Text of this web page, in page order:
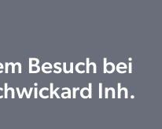
Besuch bei
Inh.